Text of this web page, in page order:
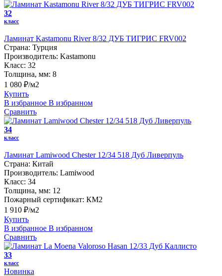
32
класс
Ламинат Kastamonu River 8/32 ДУБ ТИГРИС FRV002
Страна: Турция
Производитель: Kastamonu
Класс: 32
Толщина, мм: 8
1 080 ₽/м2
Купить
В избранное В избранном
Сравнить
34
класс
Ламинат Lamiwood Chester 12/34 518 Дуб Ливерпуль
Страна: Китай
Производитель: Lamiwood
Класс: 34
Толщина, мм: 12
Пожарный сертификат: КМ2
1 910 ₽/м2
Купить
В избранное В избранном
Сравнить
33
класс
Новинка